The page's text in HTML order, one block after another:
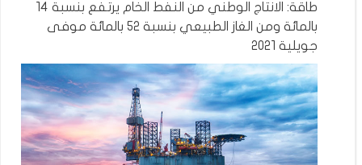
طاقة: الانتاج الوطني من النفط الخام يرتفع بنسبة 14
بالمائة ومن الغاز الطبيعي بنسبة 52 بالمائة موفى
جويلية 2021